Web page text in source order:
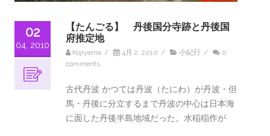
02
04, 2010
【たんごる】 丹後国分寺跡と丹後国
府推定地
Kojiyama / 4月 2, 2010 / 小紀行 /
0
comments
古代丹波 かつては丹波（たにわ）が丹波・但
馬・丹後に分立するまで丹波の中心は日本海
に面した丹後半島地域だった。水稲稲作が